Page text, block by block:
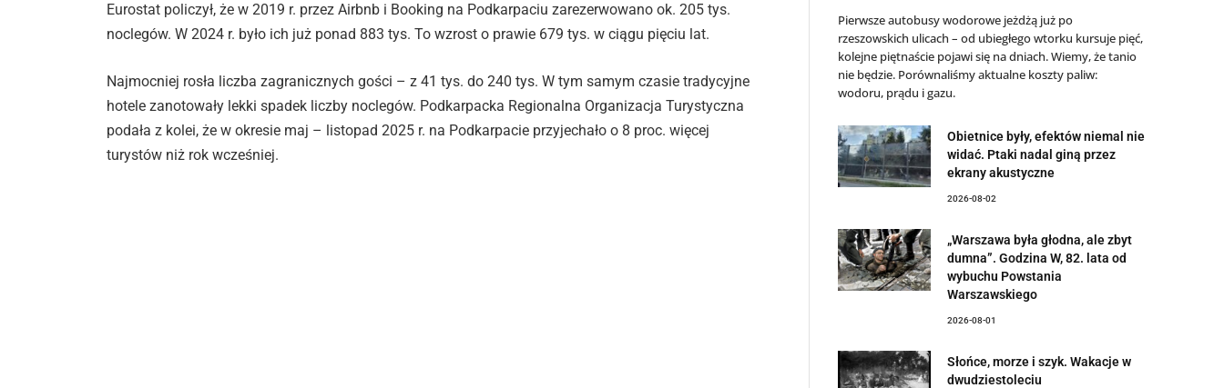
Eurostat policzył, że w 2019 r. przez Airbnb i Booking na Podkarpaciu zarezerwowano ok. 205 tys.
noclegów. W 2024 r. było ich już ponad 883 tys. To wzrost o prawie 679 tys. w ciągu pięciu lat.
Najmocniej rosła liczba zagranicznych gości – z 41 tys. do 240 tys. W tym samym czasie tradycyjne
hotele zanotowały lekki spadek liczby noclegów. Podkarpacka Regionalna Organizacja Turystyczna
podała z kolei, że w okresie maj – listopad 2025 r. na Podkarpacie przyjechało o 8 proc. więcej
turystów niż rok wcześniej.
Pierwsze autobusy wodorowe jeżdżą już po
rzeszowskich ulicach – od ubiegłego wtorku kursuje pięć,
kolejne piętnaście pojawi się na dniach. Wiemy, że tanio
nie będzie. Porównaliśmy aktualne koszty paliw:
wodoru, prądu i gazu.
Obietnice były, efektów niemal nie
widać. Ptaki nadal giną przez
ekrany akustyczne
2026-08-02
„Warszawa była głodna, ale zbyt
dumna”. Godzina W, 82. lata od
wybuchu Powstania
Warszawskiego
2026-08-01
Słońce, morze i szyk. Wakacje w
dwudziestoleciu